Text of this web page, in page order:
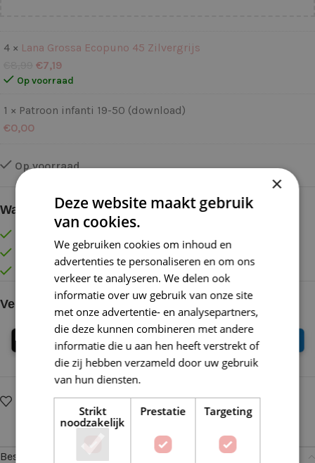
4 × Lana Grossa Ecopuno 45 Zilvergrijs
€7,19
Op voorraad
1 × Patroon infanti 19-50 (download)
€0,00
Op voorraad
Waarom kopen bij de Wolkast?
Gratis verzonden vanaf €55,-
Vóór 16:30 besteld = Zelfde (werk)dag verzonden
Veilig online betalen
Op verlanglijstje Delen:
Beschrijving
×
Deze website maakt gebruik
van cookies.
We gebruiken cookies om inhoud en
advertenties te personaliseren en om ons
verkeer te analyseren. We delen ook
informatie over uw gebruik van onze site
met onze advertentie- en analysepartners,
die deze kunnen combineren met andere
informatie die u aan hen heeft verstrekt of
die zij hebben verzameld door uw gebruik
van hun diensten.
Strikt
noodzakelijk
Prestatie Targeting